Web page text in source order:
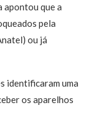
apontou que a
pela
ou já
identificaram uma
os aparelhos